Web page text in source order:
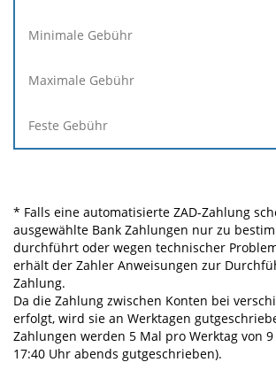
* Falls eine automatisierte ZAD-Zahlung
ausgewählte Bank Zahlungen nur zu
durchführt oder wegen technischer
erhält der Zahler Anweisungen zur
Zahlung.
Da die Zahlung zwischen Konten bei
erfolgt, wird sie an Werktagen
Zahlungen werden 5 Mal pro Werktag von
17:40 Uhr abends gutgeschrieben).